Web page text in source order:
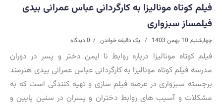
فیلم کوتاه مونالیزا به کارگردانی عباس عمرانی بیدی
فیلمساز سبزواری
چهارشنبه, 10 بهمن 1403 |یک دقیقه خواندن 0 دیدگاه
فیلم کوتاه مونالیزا درباره روابط نا ایمن دختر و پسر در دوران
مدرسه فیلم کوتاه مونالیزا به کارگردانی عباس عمرانی بیدی هنرمند
برجسته سبزواری در عرصه فیلم سازی و تهیه کنندگی است که به
مشکلات و آسیب های روابط دختران و پسران در سنین پایین و